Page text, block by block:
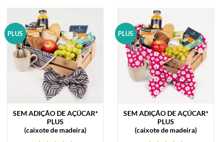
PLUS
SEM ADIÇÃO DE AÇÚCAR*
PLUS
(caixote de madeira)
PLUS
SEM ADIÇÃO DE AÇÚCAR*
PLUS
(caixote de madeira)